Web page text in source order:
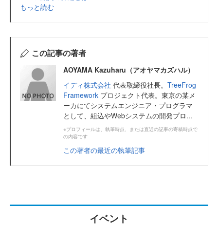
もっと読む
この記事の著者
AOYAMA Kazuharu（アオヤマカズハル）
イディ株式会社 代表取締役社長。 TreeFrog
Framework プロジェクト代表。東京の某メ
ーカにてシステムエンジニア・プログラマ
として、組込やWebシステムの開発プロ...
※プロフィールは、執筆時点、または直近の記事の寄稿時点で
の内容です
この著者の最近の執筆記事
イベント